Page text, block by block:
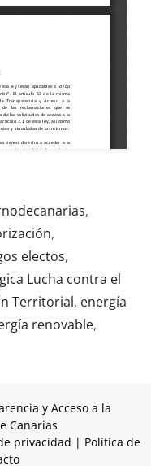
,
,
electos,
Lucha contra el
Territorial, energía
renovable,
y Acceso a la
Canarias
privacidad | Política de